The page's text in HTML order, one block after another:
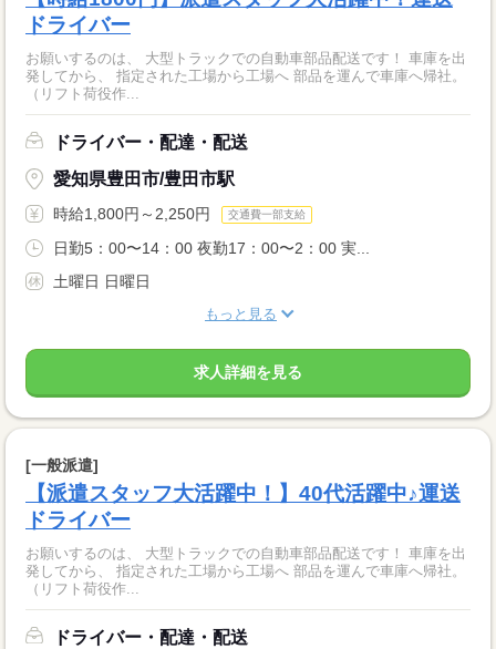
ドライバー
お願いするのは、 大型トラックでの自動車部品配送です！ 車庫を出
発してから、 指定された工場から工場へ 部品を運んで車庫へ帰社。
（リフト荷役作...
ドライバー・配達・配送
愛知県豊田市/豊田市駅
時給1,800円～2,250円 交通費一部支給
日勤5：00〜14：00 夜勤17：00〜2：00 実...
土曜日 日曜日
もっと見る
求人詳細を見る
[一般派遣]
【派遣スタッフ大活躍中！】40代活躍中♪運送
ドライバー
お願いするのは、 大型トラックでの自動車部品配送です！ 車庫を出
発してから、 指定された工場から工場へ 部品を運んで車庫へ帰社。
（リフト荷役作...
ドライバー・配達・配送